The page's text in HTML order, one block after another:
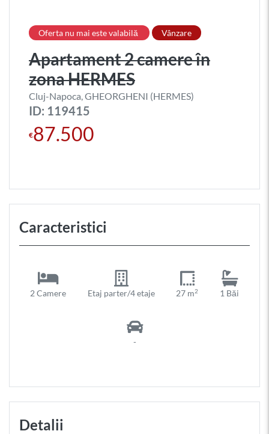
Oferta nu mai este valabilă Vânzare
Apartament 2 camere în
zona HERMES
Cluj-Napoca, GHEORGHENI (HERMES)
ID: 119415
€87.500
Caracteristici
2 Camere Etaj parter/4 etaje 27 m2 1 Băi
-
Detalii